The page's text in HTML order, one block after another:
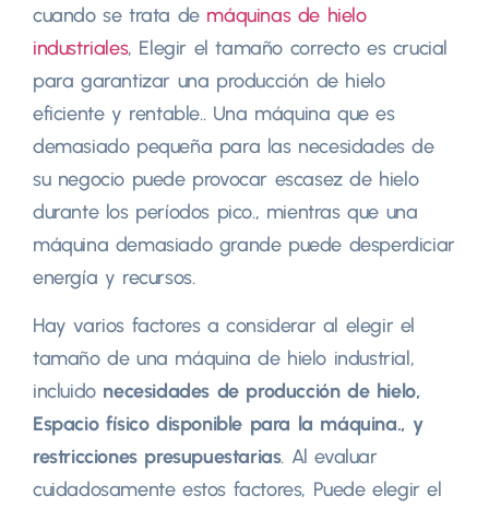
cuando se trata de máquinas de hielo
industriales, Elegir el tamaño correcto es crucial
para garantizar una producción de hielo
eficiente y rentable.. Una máquina que es
demasiado pequeña para las necesidades de
su negocio puede provocar escasez de hielo
durante los períodos pico., mientras que una
máquina demasiado grande puede desperdiciar
energía y recursos.
Hay varios factores a considerar al elegir el
tamaño de una máquina de hielo industrial,
incluido necesidades de producción de hielo,
Espacio físico disponible para la máquina., y
restricciones presupuestarias. Al evaluar
cuidadosamente estos factores, Puede elegir el